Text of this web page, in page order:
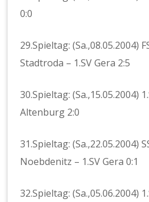
0:0
29.Spieltag: (Sa.,08.05.2004)
Stadtroda – 1.SV Gera 2:5
30.Spieltag: (Sa.,15.05.2004)
Altenburg 2:0
31.Spieltag: (Sa.,22.05.2004)
Noebdenitz – 1.SV Gera 0:1
32.Spieltag: (Sa.,05.06.2004)